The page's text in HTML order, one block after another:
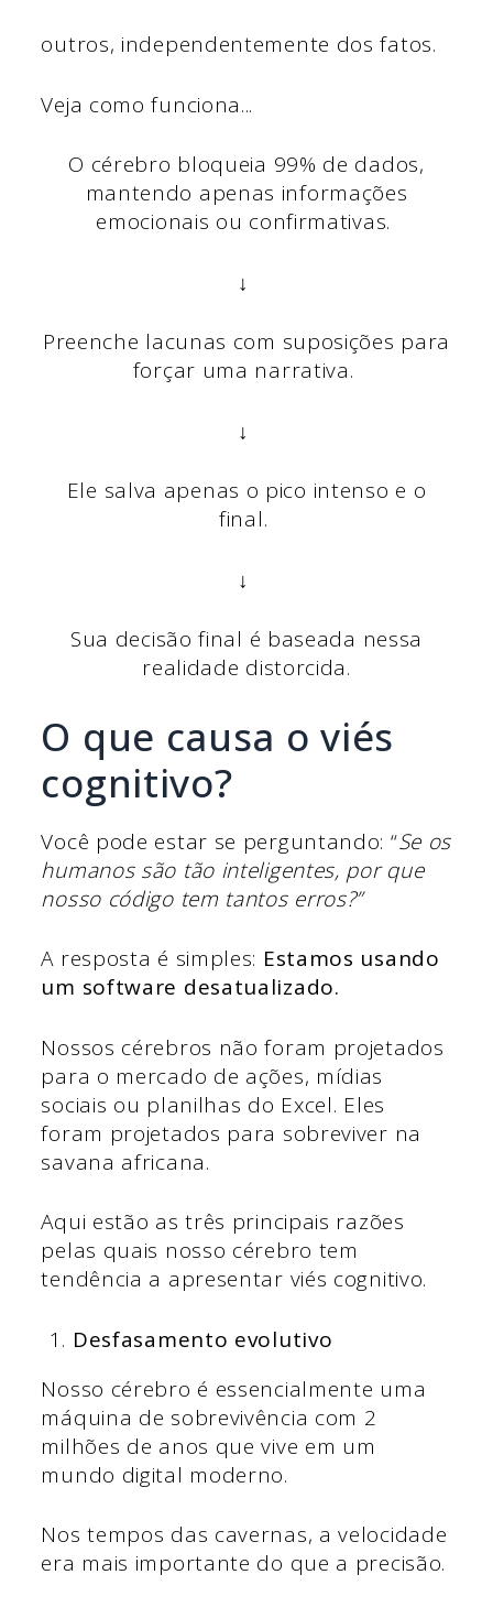
outros, independentemente dos fatos.
Veja como funciona...
O cérebro bloqueia 99% de dados,
mantendo apenas informações
emocionais ou confirmativas.
↓
Preenche lacunas com suposições para
forçar uma narrativa.
↓
Ele salva apenas o pico intenso e o
final.
↓
Sua decisão final é baseada nessa
realidade distorcida.
O que causa o viés
cognitivo?
Você pode estar se perguntando: “Se os
humanos são tão inteligentes, por que
nosso código tem tantos erros?”
A resposta é simples: Estamos usando
um software desatualizado.
Nossos cérebros não foram projetados
para o mercado de ações, mídias
sociais ou planilhas do Excel. Eles
foram projetados para sobreviver na
savana africana.
Aqui estão as três principais razões
pelas quais nosso cérebro tem
tendência a apresentar viés cognitivo.
Desfasamento evolutivo
Nosso cérebro é essencialmente uma
máquina de sobrevivência com 2
milhões de anos que vive em um
mundo digital moderno.
Nos tempos das cavernas, a velocidade
era mais importante do que a precisão.